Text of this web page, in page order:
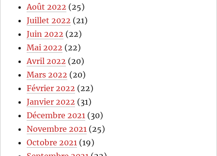
Août 2022 (25)
Juillet 2022 (21)
Juin 2022 (22)
Mai 2022 (22)
Avril 2022 (20)
Mars 2022 (20)
Février 2022 (22)
Janvier 2022 (31)
Décembre 2021 (30)
Novembre 2021 (25)
Octobre 2021 (19)